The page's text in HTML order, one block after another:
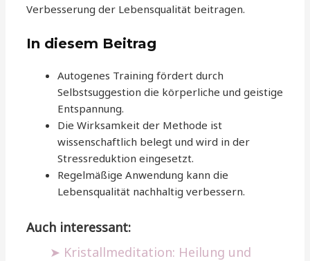
Verbesserung der Lebensqualität beitragen.
In diesem Beitrag
Autogenes Training fördert durch
Selbstsuggestion die körperliche und geistige
Entspannung.
Die Wirksamkeit der Methode ist
wissenschaftlich belegt und wird in der
Stressreduktion eingesetzt.
Regelmäßige Anwendung kann die
Lebensqualität nachhaltig verbessern.
Auch interessant:
Kristallmeditation: Heilung und